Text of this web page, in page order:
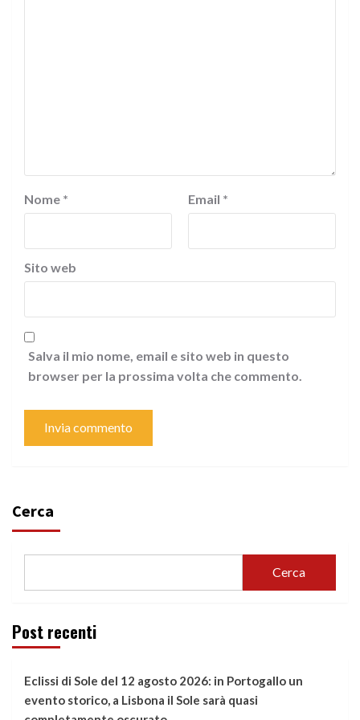
Nome * Email *
Sito web
Salva il mio nome, email e sito web in questo
browser per la prossima volta che commento.
Cerca
Cerca
Post recenti
Eclissi di Sole del 12 agosto 2026: in Portogallo un
evento storico, a Lisbona il Sole sarà quasi